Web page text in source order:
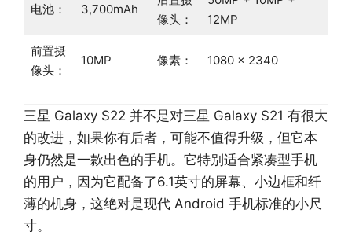
电池： 3,700mAh
像头：
12MP
前置摄
像头：
10MP 像素： 1080 x 2340
三星 Galaxy S22 并不是对三星 Galaxy S21 有很大
的改进，如果你有后者，可能不值得升级，但它本
身仍然是一款出色的手机。它特别适合紧凑型手机
的用户，因为它配备了6.1英寸的屏幕、小边框和纤
薄的机身，这绝对是现代 Android 手机标准的小尺
寸。